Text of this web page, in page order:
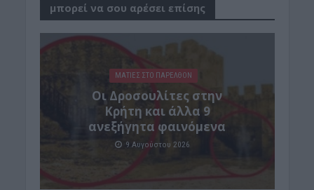
μπορεί να σου αρέσει επίσης
ΜΑΤΙΕΣ ΣΤΟ ΠΑΡΕΛΘΟΝ
Οι Δροσουλίτες στην
Κρήτη και άλλα 9
ανεξήγητα φαινόμενα
9 Αυγούστου 2026